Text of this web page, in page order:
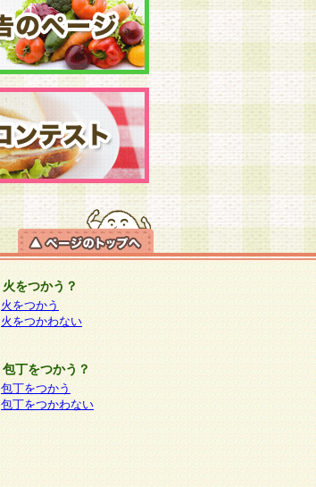
火をつかう？
火をつかう
火をつかわない
包丁をつかう？
包丁をつかう
包丁をつかわない